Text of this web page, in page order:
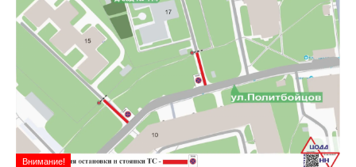
Внимание!